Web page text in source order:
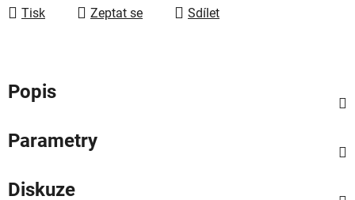
Tisk Zeptat se Sdílet
Popis
Parametry
Diskuze